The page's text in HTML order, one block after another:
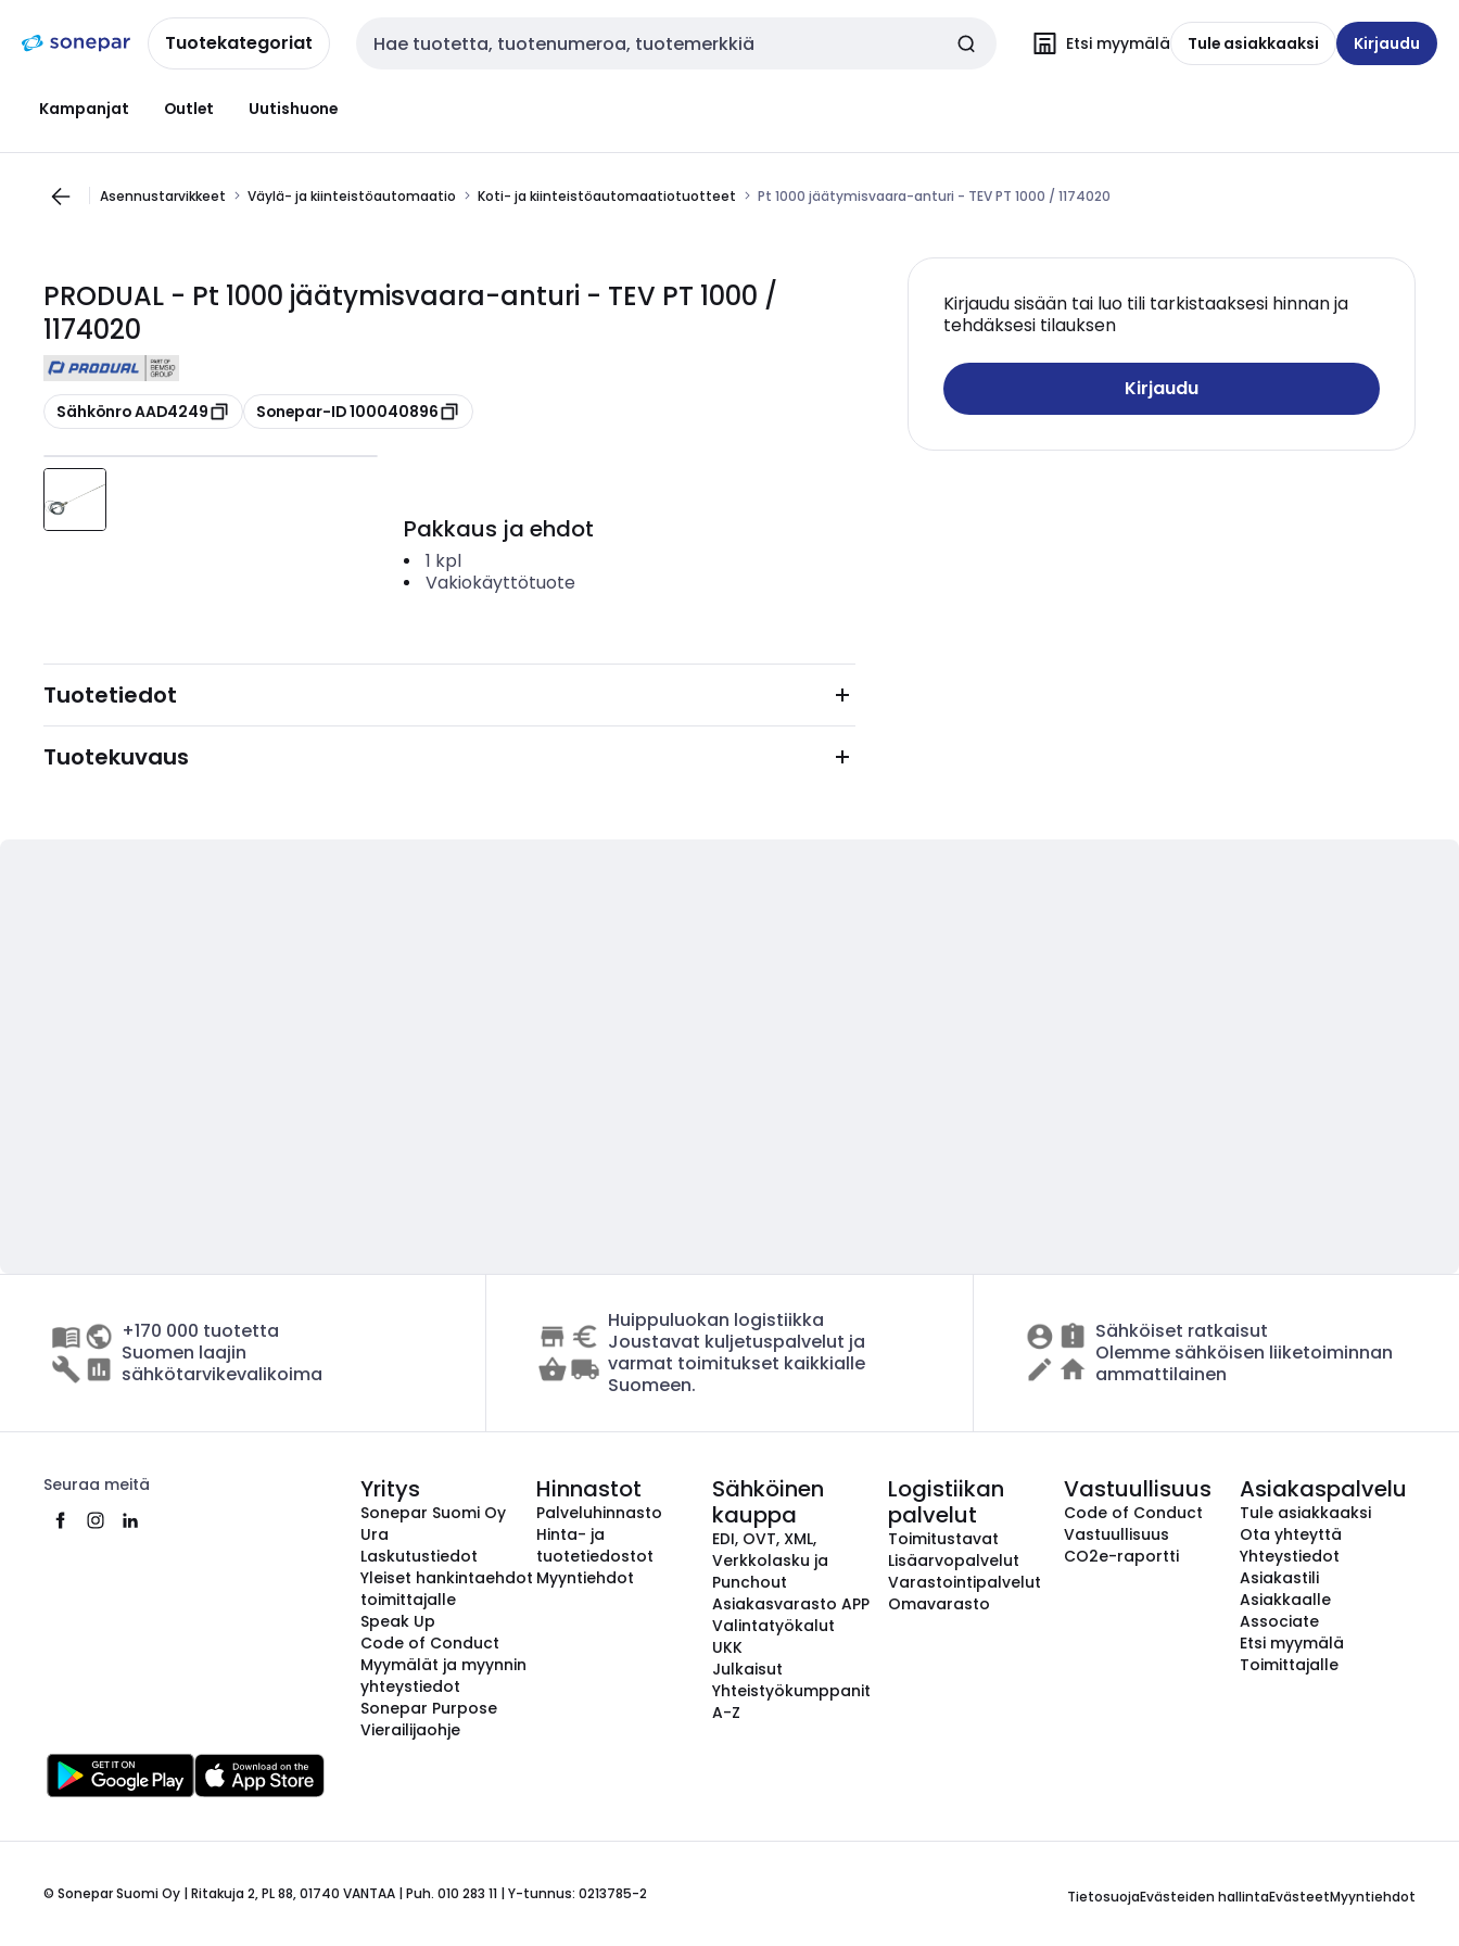
navigointiinsisältöönTuotekategoriat Haku Etsi myymälä Tule asiakkaaksi Kirjaudu
Kampanjat Outlet Uutishuone
Asennustarvikkeet Väylä- ja kiinteistöautomaatio Koti- ja kiinteistöautomaatiotuotteet Pt 1000 jäätymisvaara-anturi - TEV PT 1000 / 1174020
PRODUAL - Pt 1000 jäätymisvaara-anturi - TEV PT 1000 /
1174020
Kopioi
Sähkönro AAD4249 Kopioi
Sonepar-ID 100040896
Kirjaudu sisään tai luo tili tarkistaaksesi hinnan ja
tehdäksesi tilauksen
Kirjaudu
Pakkaus ja ehdot
1 kpl
Vakiokäyttötuote
Tuotetiedot
Tuotekuvaus
+170 000 tuotetta
Suomen laajin
sähkötarvikevalikoima
Huippuluokan logistiikka
Joustavat kuljetuspalvelut ja
varmat toimitukset kaikkialle
Suomeen.
Sähköiset ratkaisut
Olemme sähköisen liiketoiminnan
ammattilainen
Seuraa meitä Yritys
Sonepar Suomi Oy
Ura
Laskutustiedot
Yleiset hankintaehdot
toimittajalle
Speak Up
Code of Conduct
Myymälät ja myynnin
yhteystiedot
Sonepar Purpose
Vierailijaohje
Hinnastot
Palveluhinnasto
Hinta- ja
tuotetiedostot
Myyntiehdot
Sähköinen
kauppa
EDI, OVT, XML,
Verkkolasku ja
Punchout
Asiakasvarasto APP
Valintatyökalut
UKK
Julkaisut
Yhteistyökumppanit
A-Z
Logistiikan
palvelut
Toimitustavat
Lisäarvopalvelut
Varastointipalvelut
Omavarasto
Vastuullisuus
Code of Conduct
Vastuullisuus
CO2e-raportti
Asiakaspalvelu
Tule asiakkaaksi
Ota yhteyttä
Yhteystiedot
Asiakastili
Asiakkaalle
Associate
Etsi myymälä
Toimittajalle
© Sonepar Suomi Oy | Ritakuja 2, PL 88, 01740 VANTAA | Puh. 010 283 11 | Y-tunnus: 0213785-2 TietosuojaEvästeiden hallintaEvästeetMyyntiehdot